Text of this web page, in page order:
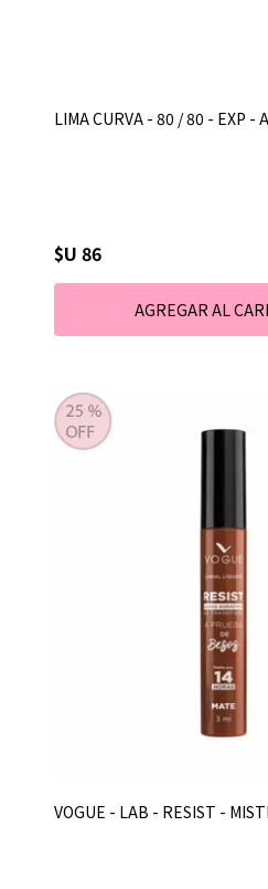
LIMA CURVA - 80 / 80 - EXP -
$U 86
VOGUE - LAB - RESIST -